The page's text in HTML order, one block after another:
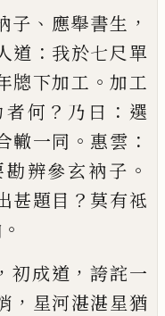
子 、 應舉書生 ，
道 ： 我於七尺單
牕下加工 。加工
者何 ？ 乃曰 ： 選
轍一同 。 惠雲 ：
勘辨參玄衲子 。
甚題目 ？ 莫有祗
。
，初成道 ，誇詫一
， 星河湛湛星猶